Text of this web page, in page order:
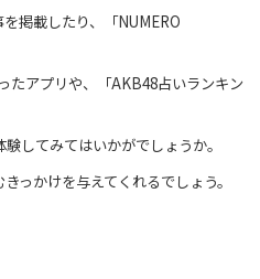
掲載したり、「NUMERO
たアプリや、「AKB48占いランキン
してみてはいかがでしょうか。
っかけを与えてくれるでしょう。